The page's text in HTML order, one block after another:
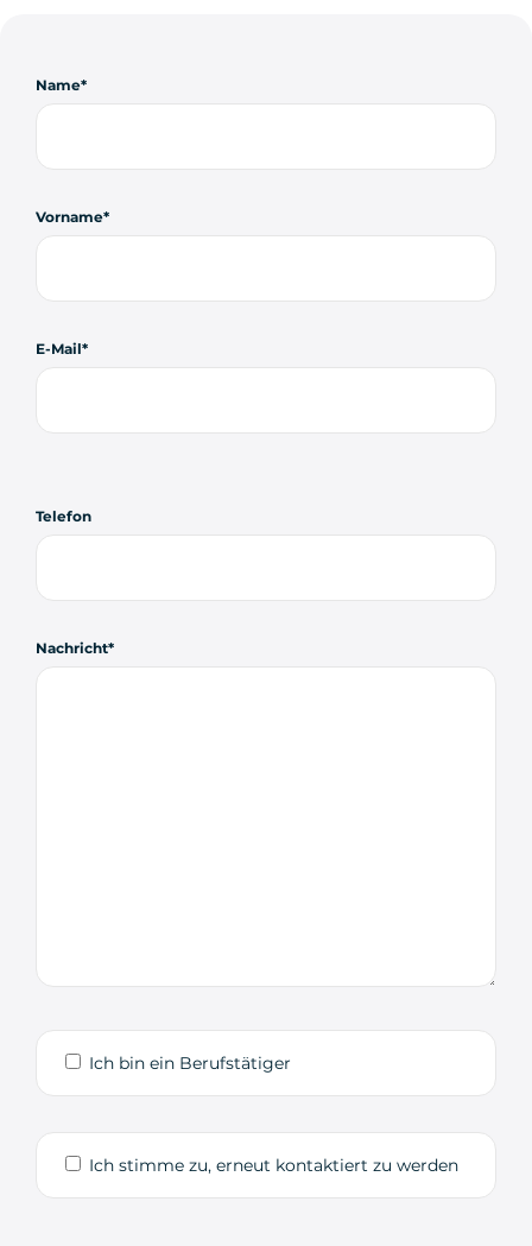
Name
Vorname
E-Mail
Telefon
Nachricht
Ich bin ein Berufstätiger
Ich stimme zu, erneut kontaktiert zu werden